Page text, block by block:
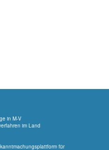
in M-V
im Land
für